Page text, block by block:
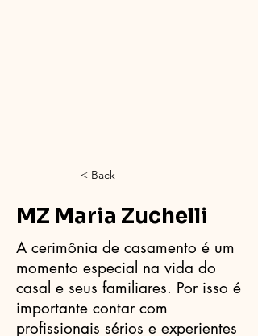
< Back
MZ Maria Zuchelli
A cerimônia de casamento é um
momento especial na vida do
casal e seus familiares. Por isso é
importante contar com
profissionais sérios e experientes